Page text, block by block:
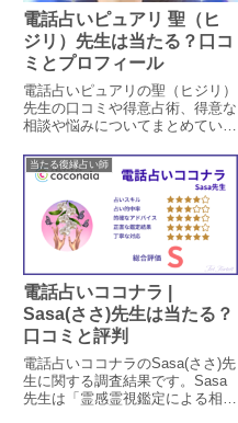
電話占いピュアリ 聖（ヒ
ジリ）先生は当たる？口コ
ミとプロフィール
電話占いピュアリの聖（ヒジリ）
先生の口コミや得意占術、得意な
相談や悩みについてまとめていま
ーを抜粋し、これから相談される
方の参考になるよう掲載していま
当たる復縁占い師
電話占いココナラ |
Sasa(ささ)先生は当たる？
口コミと評判
電話占いココナラのSasa(ささ)先
生に関する調査結果です。Sasa
先生は「霊感霊視鑑定による相手